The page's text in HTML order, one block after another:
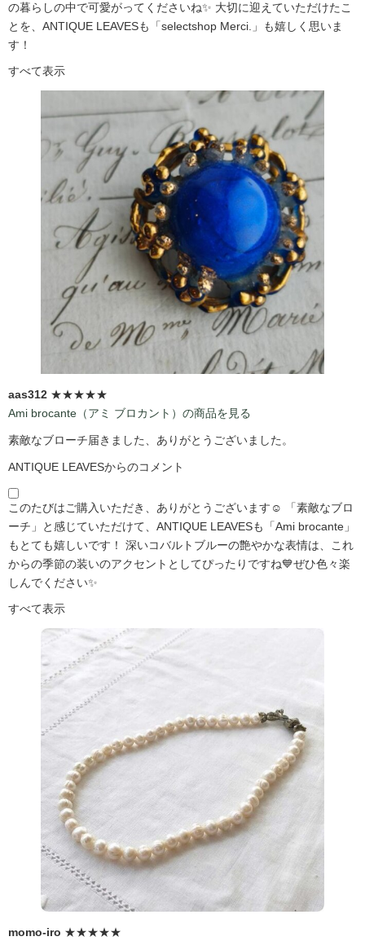
の暮らしの中で可愛がってくださいね✨ 大切に迎えていただけたこ
とを、ANTIQUE LEAVESも「selectshop Merci.」も嬉しく思いま
す！
すべて表示
aas312 ★★★★★
Ami brocante（アミ ブロカント）の商品を見る
素敵なブローチ届きました、ありがとうございました。
ANTIQUE LEAVESからのコメント
このたびはご購入いただき、ありがとうございます☺️ 「素敵なブロ
ーチ」と感じていただけて、ANTIQUE LEAVESも「Ami brocante」
もとても嬉しいです！ 深いコバルトブルーの艶やかな表情は、これ
からの季節の装いのアクセントとしてぴったりですね💙ぜひ色々楽
しんでください✨
すべて表示
momo-iro ★★★★★